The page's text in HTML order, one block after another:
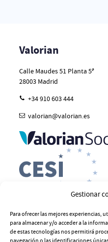
Gestionar
Para ofrecer las mejores experiencias,
para almacenar y/o acceder a la
de estas tecnologías nos permitirá
Valorian
Calle Maudes 51 Planta 5ª
28003 Madrid
+34 910 603 444
valorian@valorian.es